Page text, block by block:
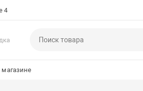
4
магазине